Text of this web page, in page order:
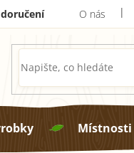
O nás
Místnosti